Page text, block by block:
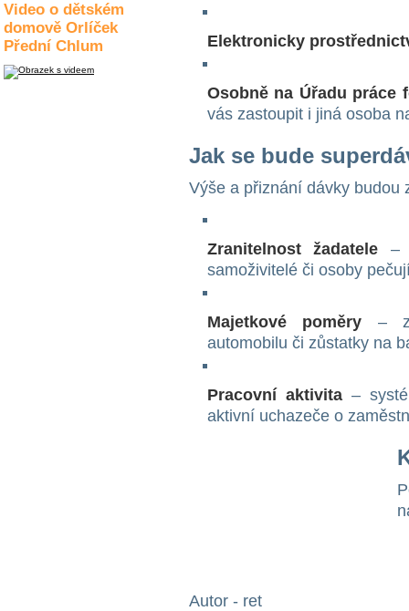
Video o dětském
domově Orlíček
Přední Chlum
Elektronicky
Osobně na Úřadu práce
vás zastoupit i jiná osoba
Jak se bude
Výše a přiznání dávky budou
Zranitelnost žadatele –
samoživitelé či osoby
Majetkové poměry –
automobilu či zůstatky na
Pracovní aktivita –
aktivní uchazeče o
Autor - ret